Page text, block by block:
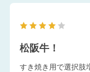
松阪牛！
すき焼き用で選択肢